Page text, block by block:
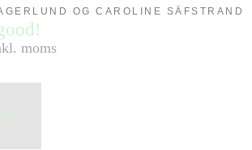
OG CAROLINE SÄFSTRAND
moms